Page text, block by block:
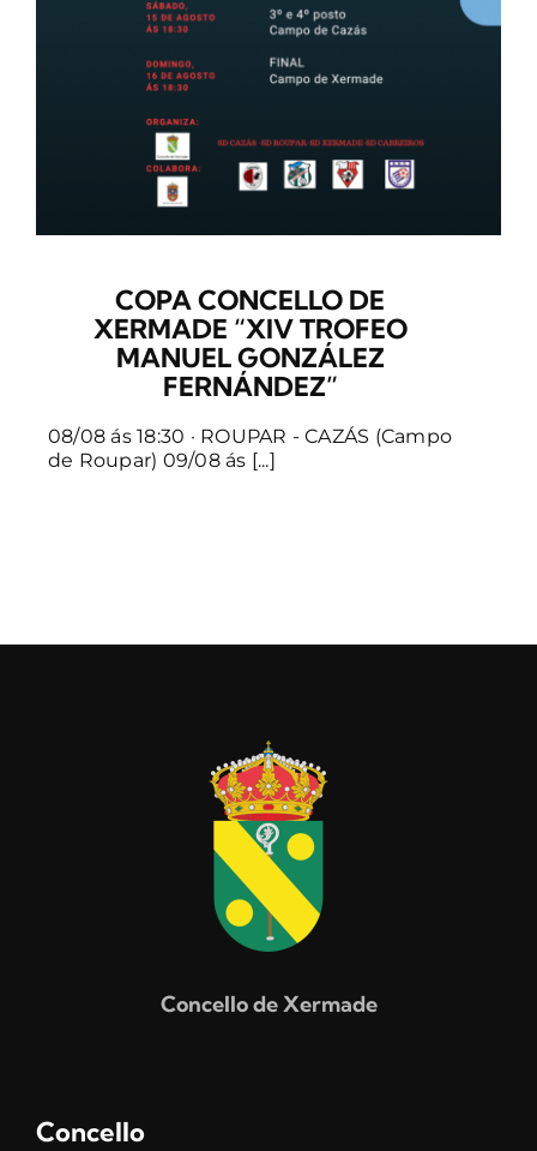
COPA CONCELLO DE
XERMADE “XIV TROFEO
MANUEL GONZÁLEZ
FERNÁNDEZ”
08/08 ás 18:30 · ROUPAR - CAZÁS (Campo
de Roupar) 09/08 ás [...]
Concello de Xermade
Concello